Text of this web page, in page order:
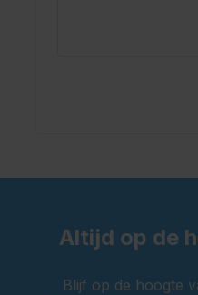
Altijd op de
Blijf op de hoogte